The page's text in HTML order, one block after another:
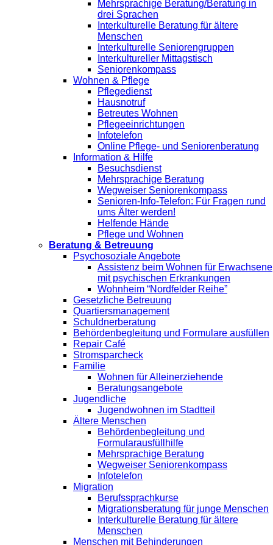
Mehrsprachige Beratung/Beratung in
drei Sprachen
Interkulturelle Beratung für ältere
Menschen
Interkulturelle Seniorengruppen
Interkultureller Mittagstisch
Seniorenkompass
Wohnen & Pflege
Pflegedienst
Hausnotruf
Betreutes Wohnen
Pflegeeinrichtungen
Infotelefon
Online Pflege- und Seniorenberatung
Information & Hilfe
Besuchsdienst
Mehrsprachige Beratung
Wegweiser Seniorenkompass
Senioren-Info-Telefon: Für Fragen rund
ums Älter werden!
Helfende Hände
Pflege und Wohnen
Beratung & Betreuung
Psychosoziale Angebote
Assistenz beim Wohnen für Erwachsene
mit psychischen Erkrankungen
Wohnheim “Nordfelder Reihe”
Gesetzliche Betreuung
Quartiersmanagement
Schuldnerberatung
Behördenbegleitung und Formulare ausfüllen
Repair Café
Stromsparcheck
Familie
Wohnen für Alleinerziehende
Beratungsangebote
Jugendliche
Jugendwohnen im Stadtteil
Ältere Menschen
Behördenbegleitung und
Formularausfüllhilfe
Mehrsprachige Beratung
Wegweiser Seniorenkompass
Infotelefon
Migration
Berufssprachkurse
Migrationsberatung für junge Menschen
Interkulturelle Beratung für ältere
Menschen
Menschen mit Behinderungen